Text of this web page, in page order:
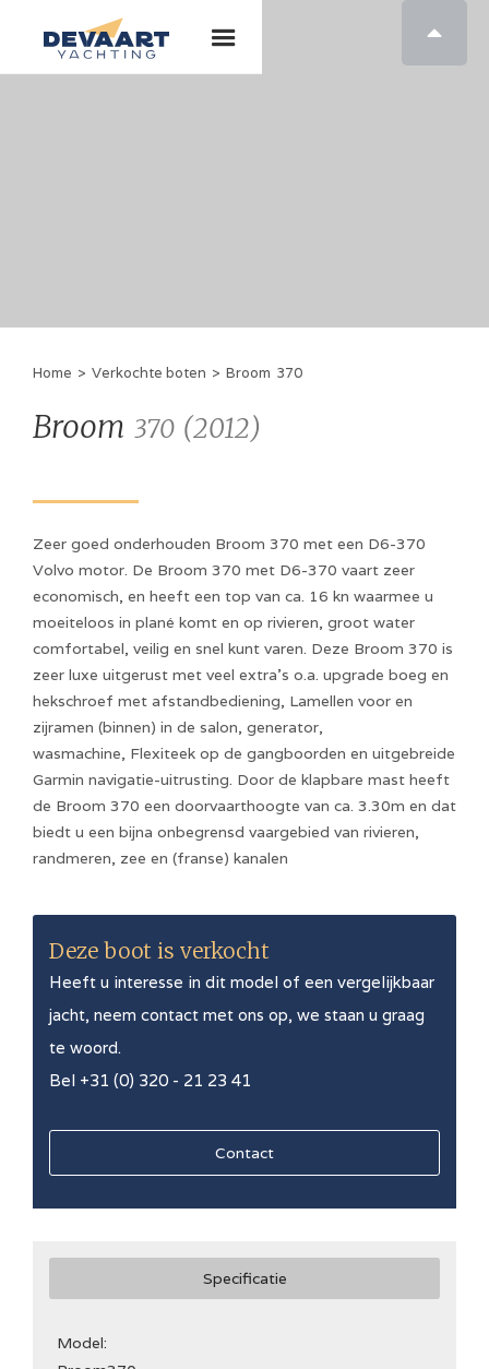

Home > Verkochte boten > Broom 370
Broom 370 (2012)
Zeer goed onderhouden Broom 370 met een D6-370
Volvo motor. De Broom 370 met D6-370 vaart zeer
economisch, en heeft een top van ca. 16 kn waarmee u
moeiteloos in plané komt en op rivieren, groot water
comfortabel, veilig en snel kunt varen. Deze Broom 370 is
zeer luxe uitgerust met veel extra's o.a. upgrade boeg en
hekschroef met afstandbediening, Lamellen voor en
zijramen (binnen) in de salon, generator,
wasmachine, Flexiteek op de gangboorden en uitgebreide
Garmin navigatie-uitrusting. Door de klapbare mast heeft
de Broom 370 een doorvaarthoogte van ca. 3.30m en dat
biedt u een bijna onbegrensd vaargebied van rivieren,
randmeren, zee en (franse) kanalen
Deze boot is verkocht
Heeft u interesse in dit model of een vergelijkbaar
jacht, neem contact met ons op, we staan u graag
te woord.
Bel +31 (0) 320 - 21 23 41
Contact
Specificatie
Model: